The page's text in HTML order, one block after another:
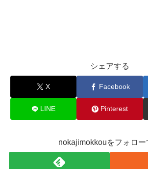
シェアする
X Facebook
LINE Pinterest
nokajimokkouをフォロー